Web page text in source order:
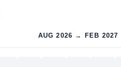
AUG 2026 → FEB 2027